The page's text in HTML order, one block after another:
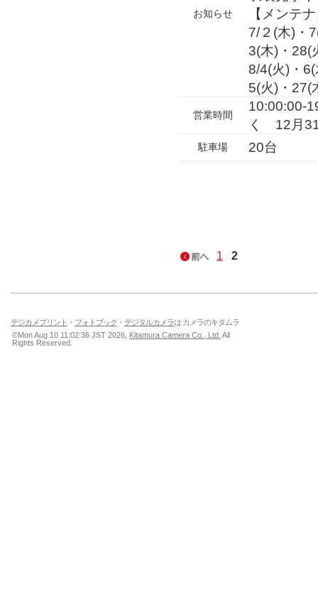
お知らせ
【メンテ
7/２(木)・
3(木)・28(
8/4(火)・
5(火)・27(
営業時間
10:00:00-
く 12月
駐車場 20台
1 2
デジカメプリント ・ フォトブック ・ デジタルカメラは カメラのキタムラ
©Mon Aug 10 11:02:36 JST 2026, Kitamura Camera Co., Ltd. All
Rights Reserved.